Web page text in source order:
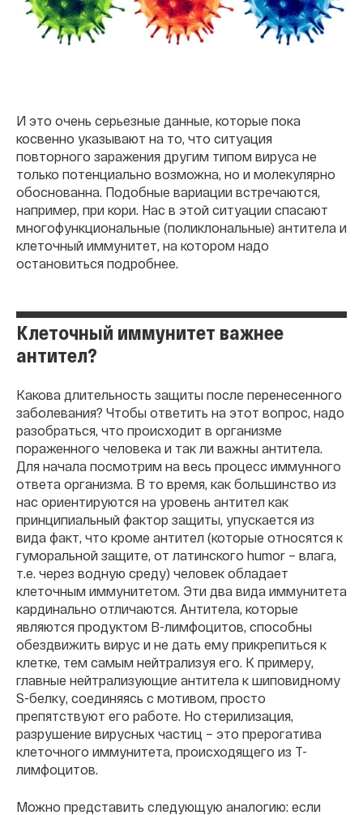
И это очень серьезные данные, которые пока
косвенно указывают на то, что ситуация
повторного заражения другим типом вируса не
только потенциально возможна, но и молекулярно
обоснованна. Подобные вариации встречаются,
например, при кори. Нас в этой ситуации спасают
многофункциональные (поликлональные) антитела и
клеточный иммунитет, на котором надо
остановиться подробнее.
Клеточный иммунитет важнее
антител?
Какова длительность защиты после перенесенного
заболевания? Чтобы ответить на этот вопрос, надо
разобраться, что происходит в организме
пораженного человека и так ли важны антитела.
Для начала посмотрим на весь процесс иммунного
ответа организма. В то время, как большинство из
нас ориентируются на уровень антител как
принципиальный фактор защиты, упускается из
вида факт, что кроме антител (которые относятся к
гуморальной защите, от латинского humor – влага,
т.е. через водную среду) человек обладает
клеточным иммунитетом. Эти два вида иммунитета
кардинально отличаются. Антитела, которые
являются продуктом B-лимфоцитов, способны
обездвижить вирус и не дать ему прикрепиться к
клетке, тем самым нейтрализуя его. К примеру,
главные нейтрализующие антитела к шиповидному
S-белку, соединяясь с мотивом, просто
препятствуют его работе. Но стерилизация,
разрушение вирусных частиц – это прерогатива
клеточного иммунитета, происходящего из Т-
лимфоцитов.
Можно представить следующую аналогию: если